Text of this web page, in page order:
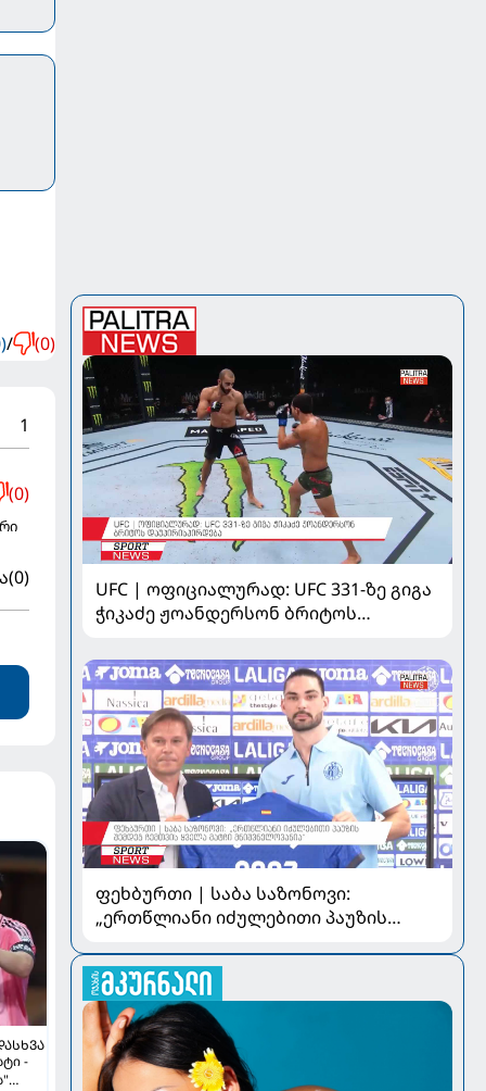
/ (0)
1
(0)
(0)
-
UFC | ოფიციალურად: UFC 331-ზე გიგა
ჭიკაძე ჟოანდერსონ ბრიტოს
ფეხბურთი | საბა საზონოვი:
„ერთწლიანი იძულებითი პაუზის
მნიშვნელოვანია“